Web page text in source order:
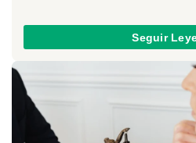
Seguir